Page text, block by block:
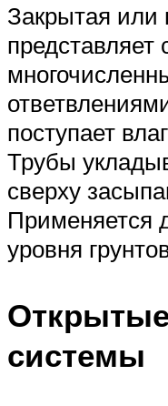
Закрытая или
представляет
поступает
Трубы
сверху
Применяется
уровня
системы